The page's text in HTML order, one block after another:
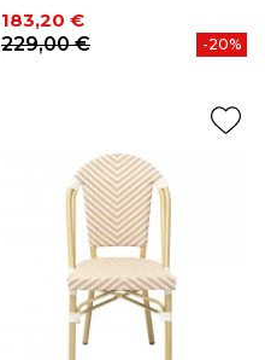
Prix
183,20 €
Prix de base
229,00 €
-20%